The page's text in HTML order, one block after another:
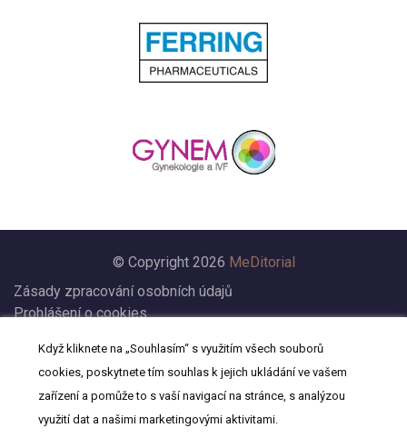
© Copyright 2026 MeDitorial
Zásady zpracování osobních údajů
Prohlášení o cookies
Prohlášení
Kontakt
Když kliknete na „Souhlasím“ s využitím všech souborů
cookies, poskytnete tím souhlas k jejich ukládání ve vašem
zařízení a pomůže to s vaší navigací na stránce, s analýzou
využití dat a našimi marketingovými aktivitami.